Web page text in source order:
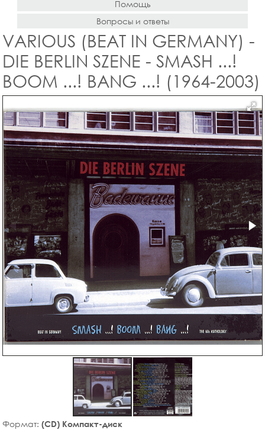
Помощь
Вопросы и ответы
VARIOUS (BEAT IN GERMANY) -
DIE BERLIN SZENE - SMASH ...!
BOOM ...! BANG ...! (1964-2003)
Формат: (CD) Компакт-диск